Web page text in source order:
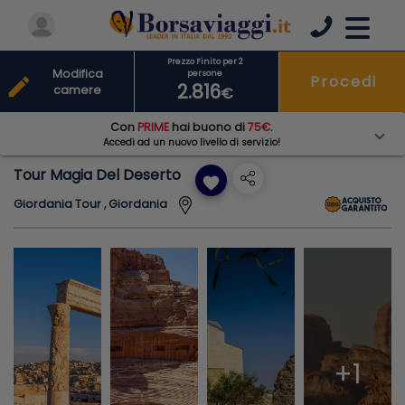
Tour Magia Del Deserto favorite
Giordania Tour , Giordania
+1
Prezzo Finito per 2
persone
2.816€
Procedi
edit
Modifica
camere
Con PRIME hai buono di75€.
Accedi ad un nuovo livello di servizio!